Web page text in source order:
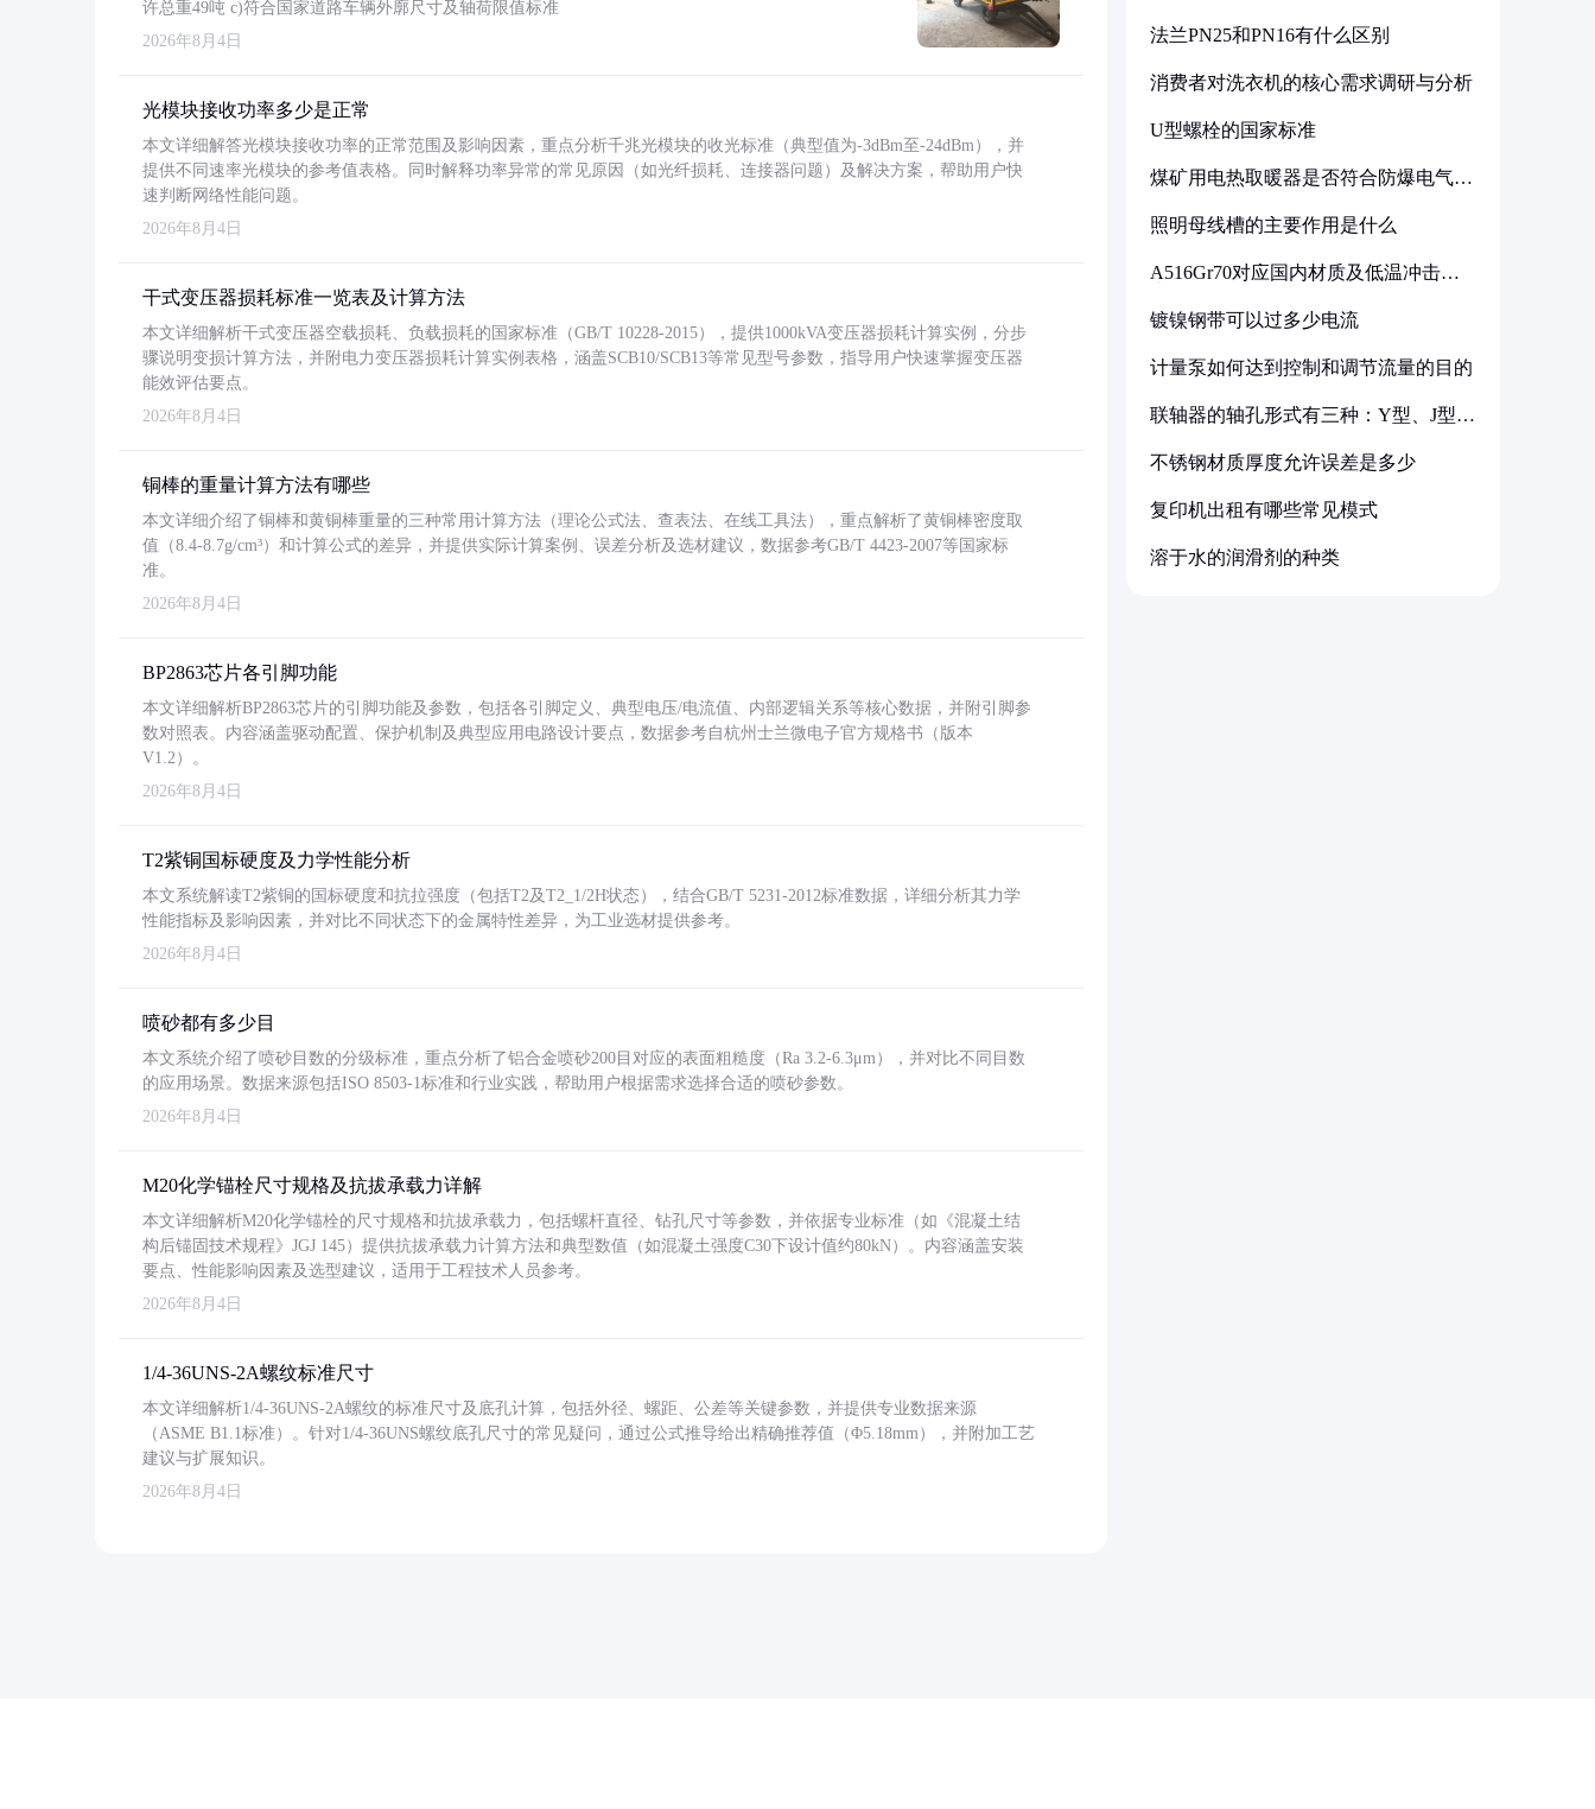
许总重49吨 c)符合国家道路车辆外廓尺寸及轴荷限值标准
2026年8月4日
光模块接收功率多少是正常
本文详细解答光模块接收功率的正常范围及影响因素，重点分析千兆光模块的收光标准（典型值为-3dBm至-24dBm），并
提供不同速率光模块的参考值表格。同时解释功率异常的常见原因（如光纤损耗、连接器问题）及解决方案，帮助用户快
速判断网络性能问题。
2026年8月4日
干式变压器损耗标准一览表及计算方法
本文详细解析干式变压器空载损耗、负载损耗的国家标准（GB/T 10228-2015），提供1000kVA变压器损耗计算实例，分步
骤说明变损计算方法，并附电力变压器损耗计算实例表格，涵盖SCB10/SCB13等常见型号参数，指导用户快速掌握变压器
能效评估要点。
2026年8月4日
铜棒的重量计算方法有哪些
本文详细介绍了铜棒和黄铜棒重量的三种常用计算方法（理论公式法、查表法、在线工具法），重点解析了黄铜棒密度取
值（8.4-8.7g/cm³）和计算公式的差异，并提供实际计算案例、误差分析及选材建议，数据参考GB/T 4423-2007等国家标
准。
2026年8月4日
BP2863芯片各引脚功能
本文详细解析BP2863芯片的引脚功能及参数，包括各引脚定义、典型电压/电流值、内部逻辑关系等核心数据，并附引脚参
数对照表。内容涵盖驱动配置、保护机制及典型应用电路设计要点，数据参考自杭州士兰微电子官方规格书（版本
V1.2）。
2026年8月4日
T2紫铜国标硬度及力学性能分析
本文系统解读T2紫铜的国标硬度和抗拉强度（包括T2及T2_1/2H状态），结合GB/T 5231-2012标准数据，详细分析其力学
性能指标及影响因素，并对比不同状态下的金属特性差异，为工业选材提供参考。
2026年8月4日
喷砂都有多少目
本文系统介绍了喷砂目数的分级标准，重点分析了铝合金喷砂200目对应的表面粗糙度（Ra 3.2-6.3μm），并对比不同目数
的应用场景。数据来源包括ISO 8503-1标准和行业实践，帮助用户根据需求选择合适的喷砂参数。
2026年8月4日
M20化学锚栓尺寸规格及抗拔承载力详解
本文详细解析M20化学锚栓的尺寸规格和抗拔承载力，包括螺杆直径、钻孔尺寸等参数，并依据专业标准（如《混凝土结
构后锚固技术规程》JGJ 145）提供抗拔承载力计算方法和典型数值（如混凝土强度C30下设计值约80kN）。内容涵盖安装
要点、性能影响因素及选型建议，适用于工程技术人员参考。
2026年8月4日
1/4-36UNS-2A螺纹标准尺寸
本文详细解析1/4-36UNS-2A螺纹的标准尺寸及底孔计算，包括外径、螺距、公差等关键参数，并提供专业数据来源
（ASME B1.1标准）。针对1/4-36UNS螺纹底孔尺寸的常见疑问，通过公式推导给出精确推荐值（Φ5.18mm），并附加工艺
建议与扩展知识。
2026年8月4日
法兰PN25和PN16有什么区别
消费者对洗衣机的核心需求调研与分析
U型螺栓的国家标准
煤矿用电热取暖器是否符合防爆电气设
照明母线槽的主要作用是什么
A516Gr70对应国内材质及低温冲击要
镀镍钢带可以过多少电流
计量泵如何达到控制和调节流量的目的
联轴器的轴孔形式有三种：Y型、J型、
不锈钢材质厚度允许误差是多少
复印机出租有哪些常见模式
溶于水的润滑剂的种类